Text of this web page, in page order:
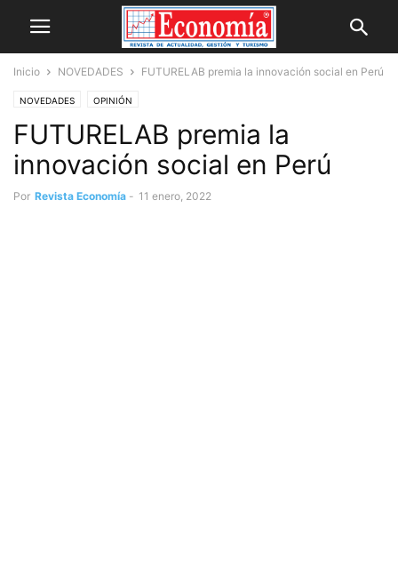
Inicio NOVEDADES FUTURELAB premia la innovación social en Perú
NOVEDADES OPINIÓN
FUTURELAB premia la
innovación social en Perú
Por Revista Economía - 11 enero, 2022